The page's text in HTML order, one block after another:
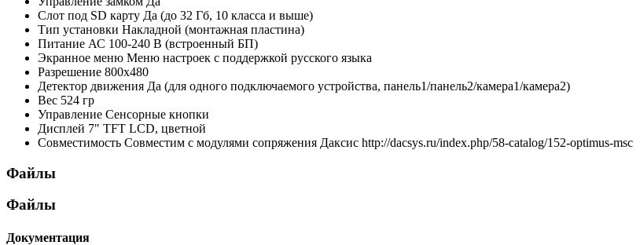
Слот под SD карту Да (до 32 Гб, 10 класса и выше)
Тип установки Накладной (монтажная пластина)
Питание АС 100-240 В (встроенный БП)
Экранное меню Меню настроек с поддержкой русского языка
Разрешение 800х480
Детектор движения Да (для одного подключаемого устройства, панель1/панель2/камера1/камера2)
Вес 524 гр
Управление Сенсорные кнопки
Дисплей 7" TFT LCD, цветной
Совместимость Совместим с модулями сопряжения Даксис http://dacsys.ru/index.php/58-catalog/152-optimus-msc
Файлы
Файлы
Документация